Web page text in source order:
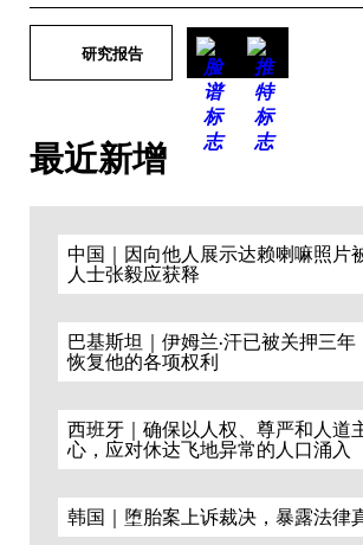
研究报告
最近新增
中国｜因向他人展示达赖喇嘛照片
人士张毅应获释
巴基斯坦｜伊姆兰·汗已被关押三年
恢复他的各项权利
西班牙｜确保以人权、尊严和人道
心，应对休达飞地异常的人口涌入
韩国｜堕胎案上诉裁决，暴露法律